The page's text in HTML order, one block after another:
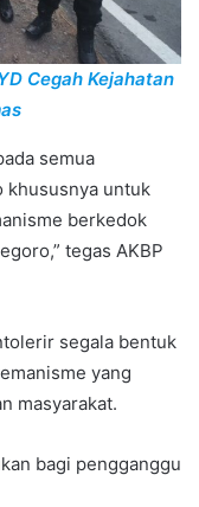
Cegah Kejahatan
semua
khususnya untuk
berkedok
tegas AKBP
segala bentuk
yang
masyarakat.
bagi pengganggu